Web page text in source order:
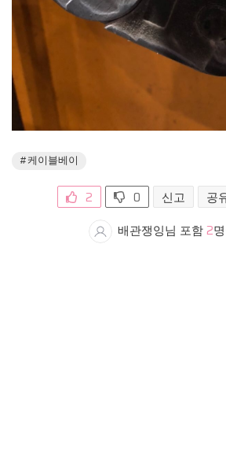
#케이블베이
2 0 신고 공
배관쟁잉님 포함 2